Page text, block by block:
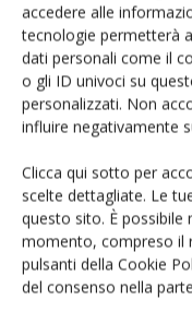
accedere alle
tecnologie permetterà
dati personali come il
o gli ID univoci su
personalizzati. Non
influire negativamente
Clicca qui sotto per
scelte dettagliate. Le
questo sito. È possibile
momento, compreso il
pulsanti della Cookie
del consenso nella
quanto è possibile
conseguenza una
robusta. I
possono operare in
modulazioni differenti
canale. Grazie ad una
supporto del layer
requisiti di protocolli
sub-GHz. Per il
sub-GHz può essere